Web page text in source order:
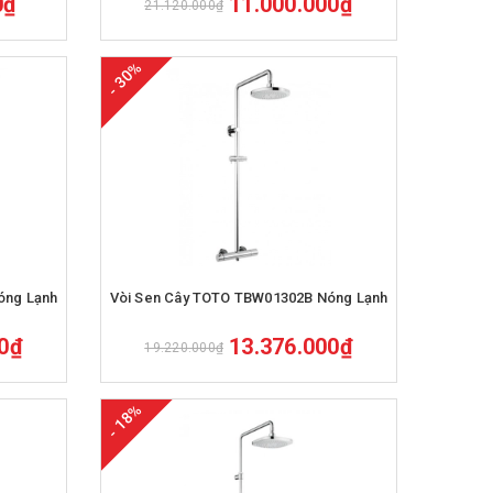
21.120.000₫
Lạnh
- 30%
Vòi Sen Cây TOTO TBW01302B Nóng Lạnh
19.220.000₫ 13.376.000₫
- 18%